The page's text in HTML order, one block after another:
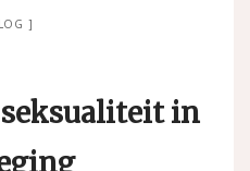
seksualiteit in